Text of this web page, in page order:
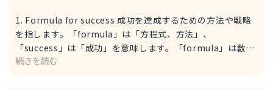
1. Formula for success 成功を達成するための方法や戦略
を指します。「formula」は「方程式、方法」、
「success」は「成功」を意味します。「formula」は数学
や化学などで使う方式という意味から、何かの問題解決のた
found a formula for success in his business. 彼はビジネ
続きを読む